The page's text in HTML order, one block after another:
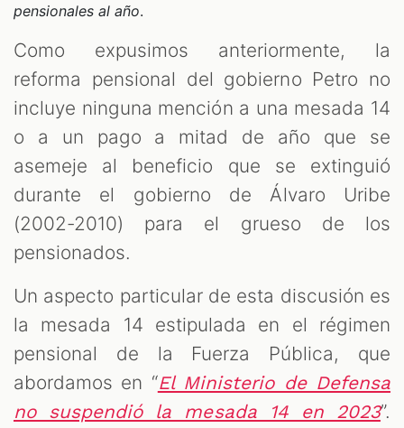
pensionales al año.
Como expusimos anteriormente, la
reforma pensional del gobierno Petro no
incluye ninguna mención a una mesada 14
o a un pago a mitad de año que se
asemeje al beneficio que se extinguió
durante el gobierno de Álvaro Uribe
(2002-2010) para el grueso de los
pensionados.
Un aspecto particular de esta discusión es
la mesada 14 estipulada en el régimen
pensional de la Fuerza Pública, que
abordamos en “El Ministerio de Defensa
no suspendió la mesada 14 en 2023”.